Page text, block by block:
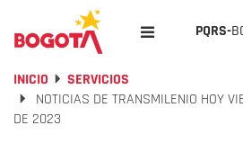
PQRS-
INICIO
SERVICIOS
NOTICIAS DE TRANSMILENIO HOY
DE 2023